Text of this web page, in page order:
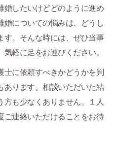
婚したいけどどのように進め
についての悩みは、どうし
す。そんな時には、ぜひ当事
軽に足をお運びください。
士に依頼すべきかどうかを判
あります。相談いただいた結
も少なくありません。１人
ご連絡いただけることをお待